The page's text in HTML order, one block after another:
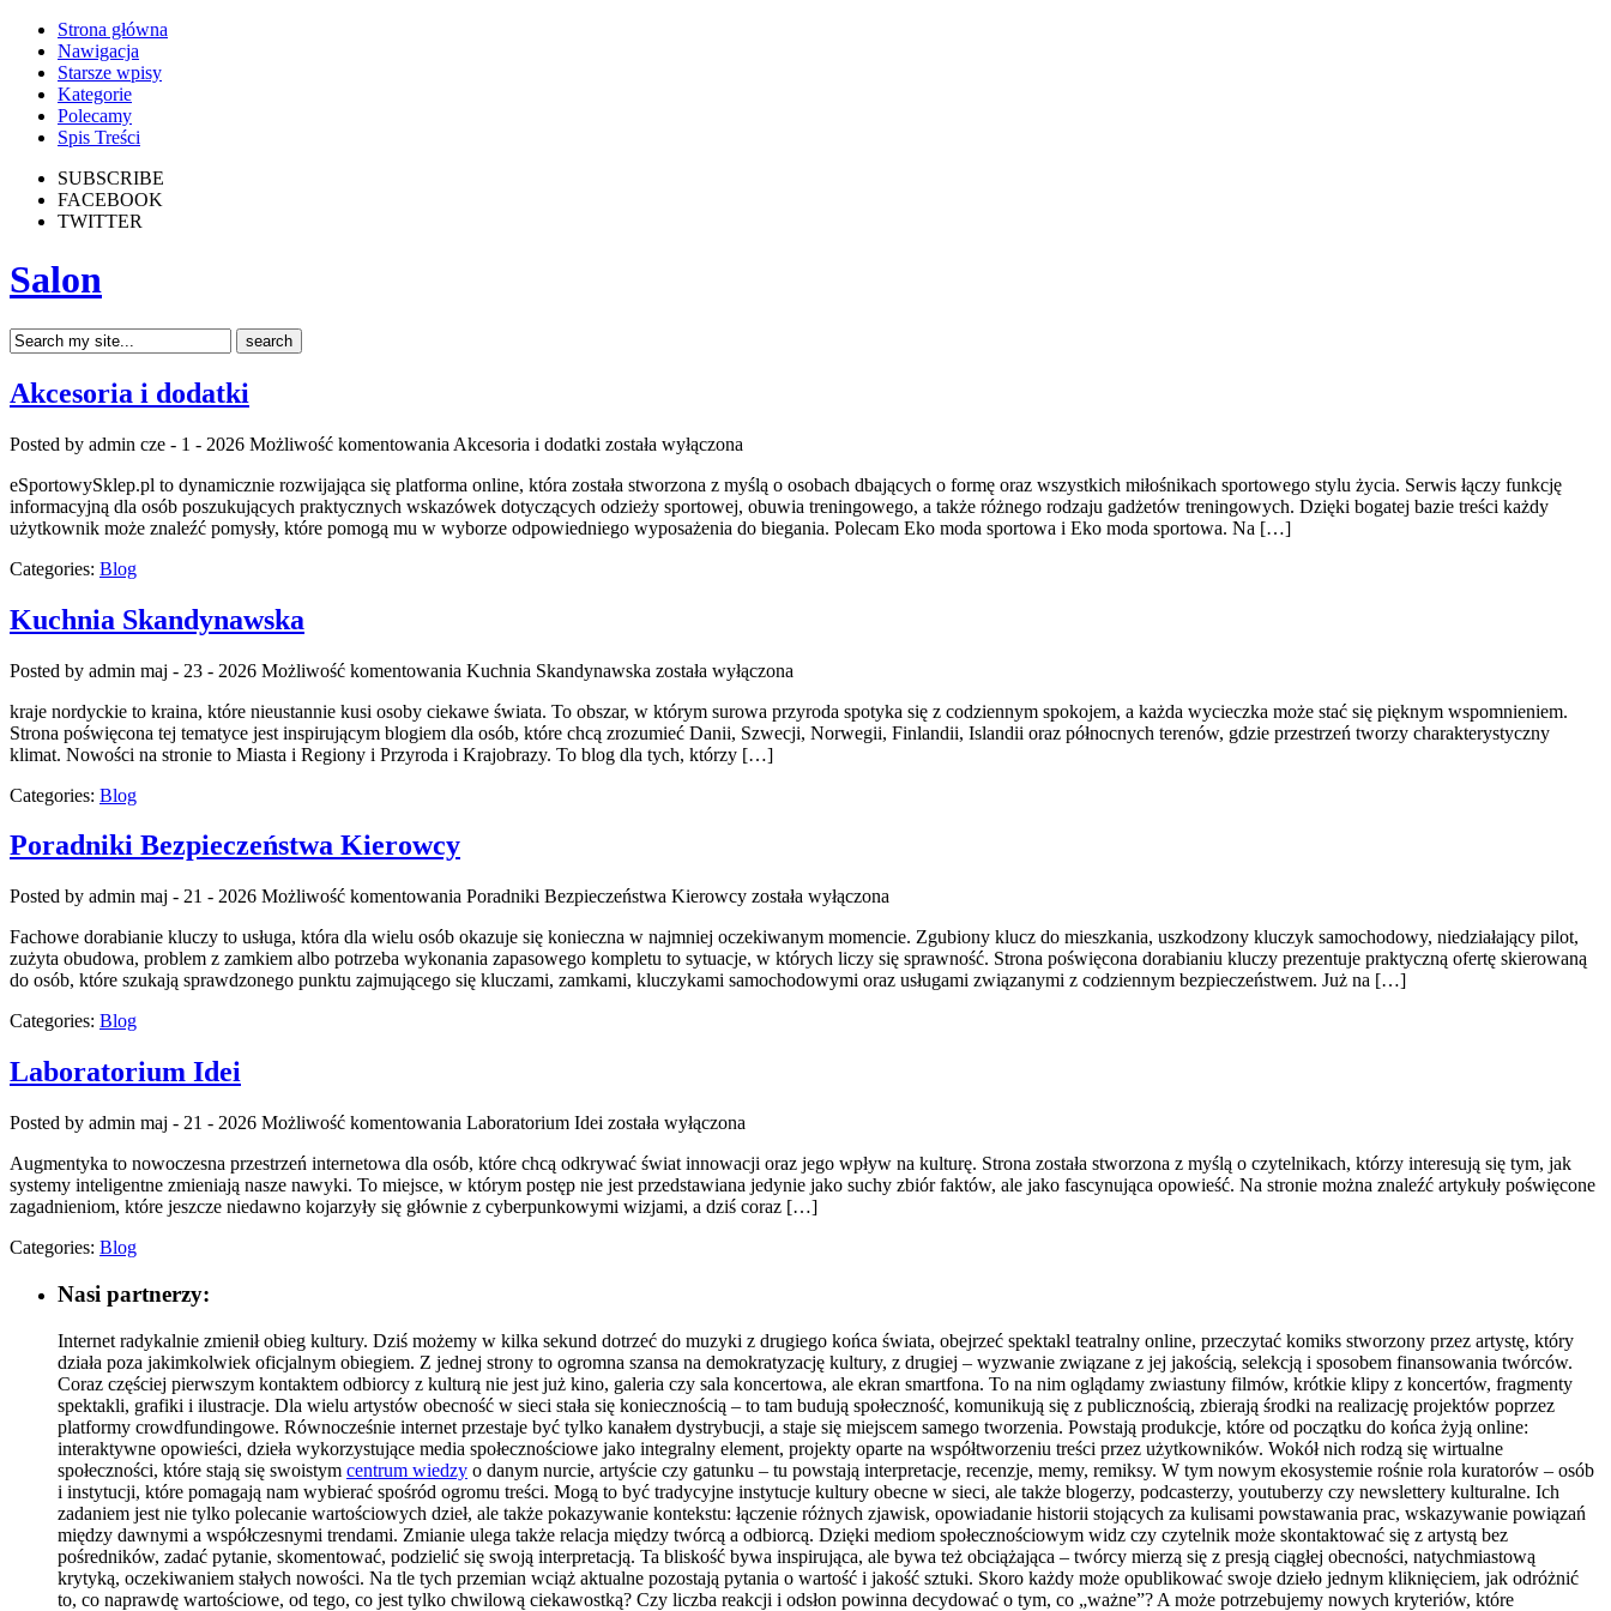
Strona główna
Nawigacja
Starsze wpisy
Kategorie
Polecamy
Spis Treści
SUBSCRIBE
FACEBOOK
TWITTER
Salon
Akcesoria i dodatki
Posted by admin cze - 1 - 2026 Możliwość komentowania Akcesoria i dodatki została wyłączona
eSportowySklep.pl to dynamicznie rozwijająca się platforma online, która została stworzona z myślą o osobach dbających o formę oraz wszystkich miłośnikach sportowego stylu życia. Serwis łączy funkcję
informacyjną dla osób poszukujących praktycznych wskazówek dotyczących odzieży sportowej, obuwia treningowego, a także różnego rodzaju gadżetów treningowych. Dzięki bogatej bazie treści każdy
użytkownik może znaleźć pomysły, które pomogą mu w wyborze odpowiedniego wyposażenia do biegania. Polecam Eko moda sportowa i Eko moda sportowa. Na […]
Categories: Blog
Kuchnia Skandynawska
Posted by admin maj - 23 - 2026 Możliwość komentowania Kuchnia Skandynawska została wyłączona
kraje nordyckie to kraina, które nieustannie kusi osoby ciekawe świata. To obszar, w którym surowa przyroda spotyka się z codziennym spokojem, a każda wycieczka może stać się pięknym wspomnieniem.
Strona poświęcona tej tematyce jest inspirującym blogiem dla osób, które chcą zrozumieć Danii, Szwecji, Norwegii, Finlandii, Islandii oraz północnych terenów, gdzie przestrzeń tworzy charakterystyczny
klimat. Nowości na stronie to Miasta i Regiony i Przyroda i Krajobrazy. To blog dla tych, którzy […]
Categories: Blog
Poradniki Bezpieczeństwa Kierowcy
Posted by admin maj - 21 - 2026 Możliwość komentowania Poradniki Bezpieczeństwa Kierowcy została wyłączona
Fachowe dorabianie kluczy to usługa, która dla wielu osób okazuje się konieczna w najmniej oczekiwanym momencie. Zgubiony klucz do mieszkania, uszkodzony kluczyk samochodowy, niedziałający pilot,
zużyta obudowa, problem z zamkiem albo potrzeba wykonania zapasowego kompletu to sytuacje, w których liczy się sprawność. Strona poświęcona dorabianiu kluczy prezentuje praktyczną ofertę skierowaną
do osób, które szukają sprawdzonego punktu zajmującego się kluczami, zamkami, kluczykami samochodowymi oraz usługami związanymi z codziennym bezpieczeństwem. Już na […]
Categories: Blog
Laboratorium Idei
Posted by admin maj - 21 - 2026 Możliwość komentowania Laboratorium Idei została wyłączona
Augmentyka to nowoczesna przestrzeń internetowa dla osób, które chcą odkrywać świat innowacji oraz jego wpływ na kulturę. Strona została stworzona z myślą o czytelnikach, którzy interesują się tym, jak
systemy inteligentne zmieniają nasze nawyki. To miejsce, w którym postęp nie jest przedstawiana jedynie jako suchy zbiór faktów, ale jako fascynująca opowieść. Na stronie można znaleźć artykuły poświęcone
zagadnieniom, które jeszcze niedawno kojarzyły się głównie z cyberpunkowymi wizjami, a dziś coraz […]
Categories: Blog
Nasi partnerzy:
Internet radykalnie zmienił obieg kultury. Dziś możemy w kilka sekund dotrzeć do muzyki z drugiego końca świata, obejrzeć spektakl teatralny online, przeczytać komiks stworzony przez artystę, który
działa poza jakimkolwiek oficjalnym obiegiem. Z jednej strony to ogromna szansa na demokratyzację kultury, z drugiej – wyzwanie związane z jej jakością, selekcją i sposobem finansowania twórców.
Coraz częściej pierwszym kontaktem odbiorcy z kulturą nie jest już kino, galeria czy sala koncertowa, ale ekran smartfona. To na nim oglądamy zwiastuny filmów, krótkie klipy z koncertów, fragmenty
spektakli, grafiki i ilustracje. Dla wielu artystów obecność w sieci stała się koniecznością – to tam budują społeczność, komunikują się z publicznością, zbierają środki na realizację projektów poprzez
platformy crowdfundingowe. Równocześnie internet przestaje być tylko kanałem dystrybucji, a staje się miejscem samego tworzenia. Powstają produkcje, które od początku do końca żyją online:
interaktywne opowieści, dzieła wykorzystujące media społecznościowe jako integralny element, projekty oparte na współtworzeniu treści przez użytkowników. Wokół nich rodzą się wirtualne
społeczności, które stają się swoistym centrum wiedzy o danym nurcie, artyście czy gatunku – tu powstają interpretacje, recenzje, memy, remiksy. W tym nowym ekosystemie rośnie rola kuratorów – osób
i instytucji, które pomagają nam wybierać spośród ogromu treści. Mogą to być tradycyjne instytucje kultury obecne w sieci, ale także blogerzy, podcasterzy, youtuberzy czy newslettery kulturalne. Ich
zadaniem jest nie tylko polecanie wartościowych dzieł, ale także pokazywanie kontekstu: łączenie różnych zjawisk, opowiadanie historii stojących za kulisami powstawania prac, wskazywanie powiązań
między dawnymi a współczesnymi trendami. Zmianie ulega także relacja między twórcą a odbiorcą. Dzięki mediom społecznościowym widz czy czytelnik może skontaktować się z artystą bez
pośredników, zadać pytanie, skomentować, podzielić się swoją interpretacją. Ta bliskość bywa inspirująca, ale bywa też obciążająca – twórcy mierzą się z presją ciągłej obecności, natychmiastową
krytyką, oczekiwaniem stałych nowości. Na tle tych przemian wciąż aktualne pozostają pytania o wartość i jakość sztuki. Skoro każdy może opublikować swoje dzieło jednym kliknięciem, jak odróżnić
to, co naprawdę wartościowe, od tego, co jest tylko chwilową ciekawostką? Czy liczba reakcji i odsłon powinna decydować o tym, co „ważne”? A może potrzebujemy nowych kryteriów, które